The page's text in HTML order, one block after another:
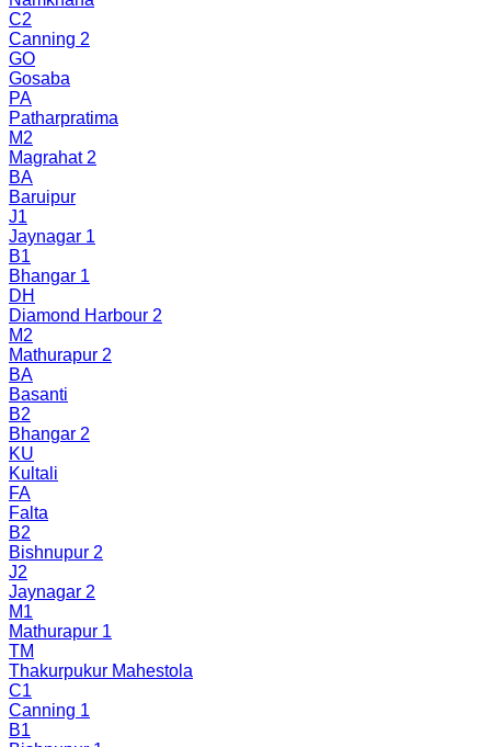
C2
Canning 2
GO
Gosaba
PA
Patharpratima
M2
Magrahat 2
BA
Baruipur
J1
Jaynagar 1
B1
Bhangar 1
DH
Diamond Harbour 2
M2
Mathurapur 2
BA
Basanti
B2
Bhangar 2
KU
Kultali
FA
Falta
B2
Bishnupur 2
J2
Jaynagar 2
M1
Mathurapur 1
TM
Thakurpukur Mahestola
C1
Canning 1
B1